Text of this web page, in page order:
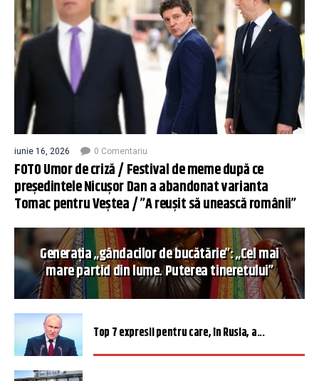
iunie 16, 2026 0 Comentariu
FOTO Umor de criză / Festival de meme după ce
președintele Nicușor Dan a abandonat varianta
Tomac pentru Veștea / ”A reușit să unească românii”
Generația „gândacilor de bucătărie”: „Cel mai
mare partid din lume. Puterea tineretului”
Top 7 expresii pentru care, în Rusia, a...